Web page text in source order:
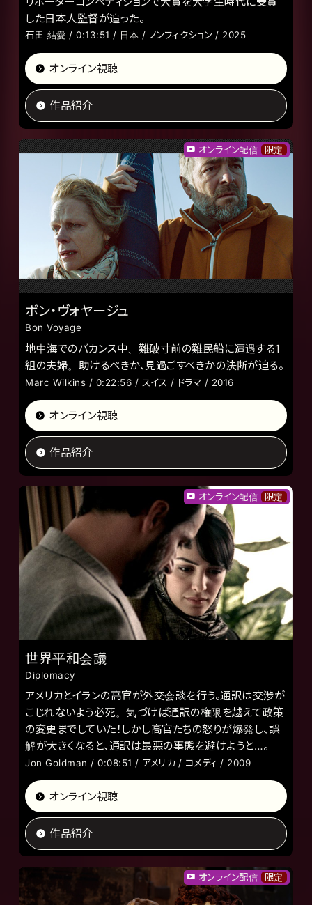
した日本人監督が追った。
石田 結愛 / 0:13:51 / 日本 / ノンフィクション / 2025
オンライン視聴
作品紹介
オンライン配信 限定
ボン・ヴォヤージュ
Bon Voyage
地中海でのバカンス中、難破寸前の難民船に遭遇する1
組の夫婦。助けるべきか、見過ごすべきかの決断が迫る。
Marc Wilkins / 0:22:56 / スイス / ドラマ / 2016
オンライン視聴
作品紹介
オンライン配信 限定
世界平和会議
Diplomacy
アメリカとイランの高官が外交会談を行う。通訳は交渉が
こじれないよう必死。気づけば通訳の権限を越えて政策
の変更までしていた！しかし高官たちの怒りが爆発し、誤
解が大きくなると、通訳は最悪の事態を避けようと…。
Jon Goldman / 0:08:51 / アメリカ / コメディ / 2009
オンライン視聴
作品紹介
オンライン配信 限定